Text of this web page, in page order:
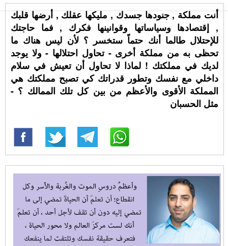
أنت مملكة , جنودها جسدك , مليكها عقلك , أرضها قلبك
, إقتصادها وسياساتها وقوانينها فكرك , فما حاجتك
للإحتلال طالما أنك حتماً ستخسر ؟ لأن ليس هناك ما
تحظى به من مملكة أخرى - تحاول احتلالها - ولا يوجد
لديك في مملكتك ! لماذا لا تحاول أن تعيش في سلام
داخلي مع نفسك وتطور قدراتك كي تصبح مملكتك هي
المملكة الأقوى والأعظم من بين كل تلك الممالك ؟ -
مثل الحسبان